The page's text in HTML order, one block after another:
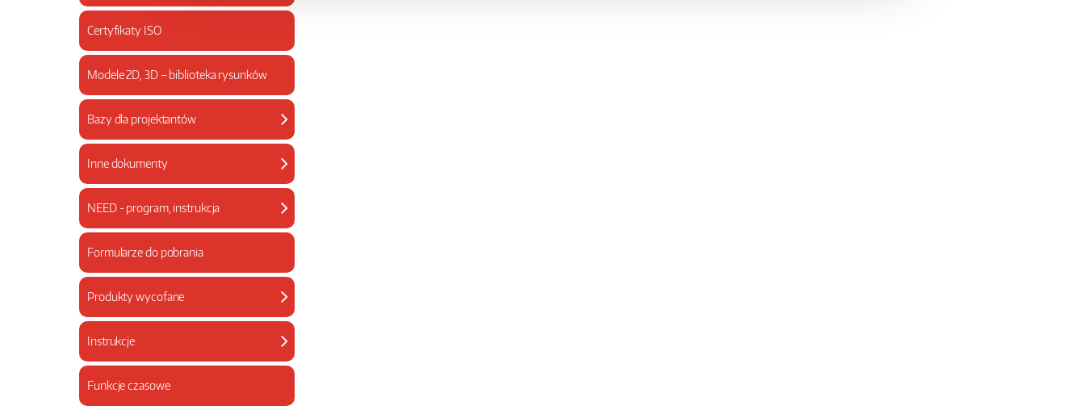
Certyfikaty ISO
Modele 2D, 3D – biblioteka rysunków
Bazy dla projektantów
Inne dokumenty
NEED - program, instrukcja
Formularze do pobrania
Produkty wycofane
Instrukcje
Funkcje czasowe